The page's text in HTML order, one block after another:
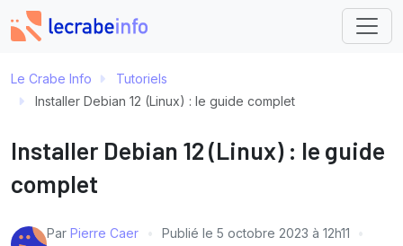
Le Crabe Info
Tutoriels
Installer Debian 12 (Linux) : le guide complet
Installer Debian 12 (Linux) : le guide
complet
Par Pierre Caer Publié le 5 octobre 2023 à 12h11